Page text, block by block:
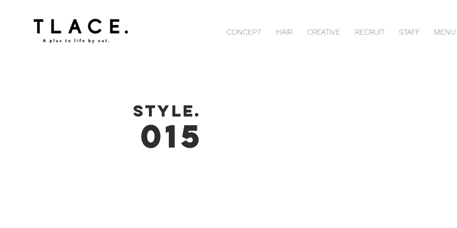
CONCEPT HAIR CREATIVE RECRUIT STAFF MENU
STYLE.
015